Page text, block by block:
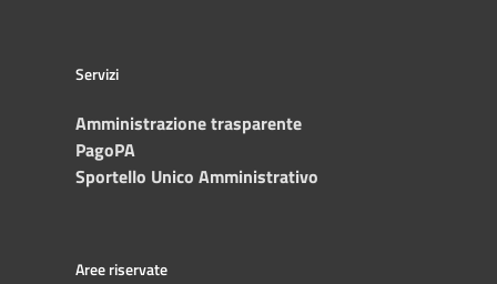
Servizi
Amministrazione trasparente
PagoPA
Sportello Unico Amministrativo
Aree riservate